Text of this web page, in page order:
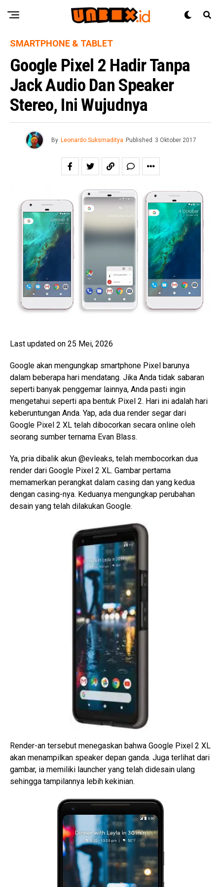
SMARTPHONE & TABLET
Google Pixel 2 Hadir Tanpa
Jack Audio Dan Speaker
Stereo, Ini Wujudnya
By Leonardo Suksmaditya Published 3 Oktober 2017
Last updated on 25 Mei, 2026
Google akan mengungkap smartphone Pixel barunya
dalam beberapa hari mendatang. Jika Anda tidak sabaran
seperti banyak penggemar lainnya, Anda pasti ingin
mengetahui seperti apa bentuk Pixel 2. Hari ini adalah hari
keberuntungan Anda. Yap, ada dua render segar dari
Google Pixel 2 XL telah dibocorkan secara online oleh
seorang sumber ternama Evan Blass.
Ya, pria dibalik akun @evleaks, telah membocorkan dua
render dari Google Pixel 2 XL. Gambar pertama
memamerkan perangkat dalam casing dan yang kedua
dengan casing-nya. Keduanya mengungkap perubahan
desain yang telah dilakukan Google.
Render-an tersebut menegaskan bahwa Google Pixel 2 XL
akan menampilkan speaker depan ganda. Juga terlihat dari
gambar, ia memiliki launcher yang telah didesain ulang
sehingga tampilannya lebih kekinian.